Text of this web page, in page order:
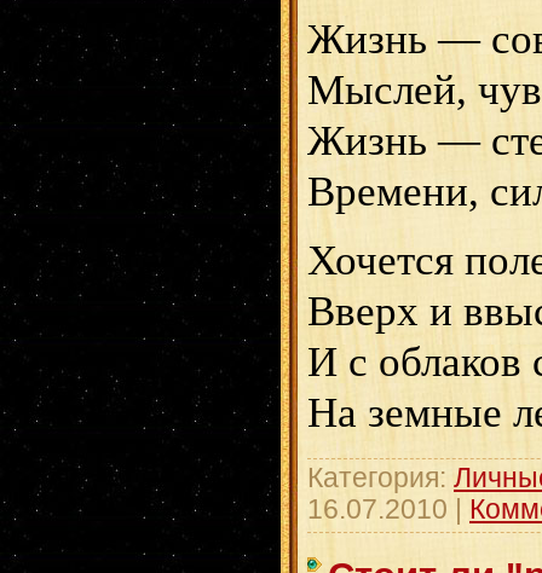
Жизнь —
Мыслей,
Жизнь —
Времени,
Хочется
Вверх и
И с облаков
На земные
Категория:
16.07.2010